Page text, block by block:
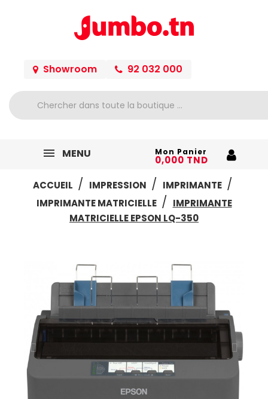
Showroom 92 032 000
MENU Mon Panier
0,000 TND
ACCUEIL
IMPRESSION
IMPRIMANTE
IMPRIMANTE MATRICIELLE
IMPRIMANTE
MATRICIELLE EPSON LQ-350